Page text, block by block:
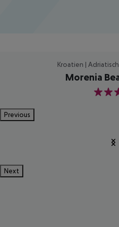
Kroatien |
Morenia
4
Previous
Next